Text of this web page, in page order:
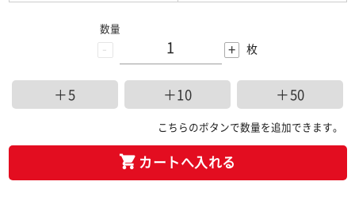
-
数量
+ 枚
＋5 ＋10 ＋50
こちらのボタンで数量を追加できます。
カートへ入れる